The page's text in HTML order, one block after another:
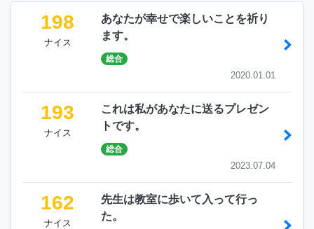
198
ナイス
あなたが幸せで楽しいことを祈り
ます。
総合
2020.01.01
193
ナイス
これは私があなたに送るプレゼン
トです。
総合
2023.07.04
162
ナイス
先生は教室に歩いて入って行っ
た。